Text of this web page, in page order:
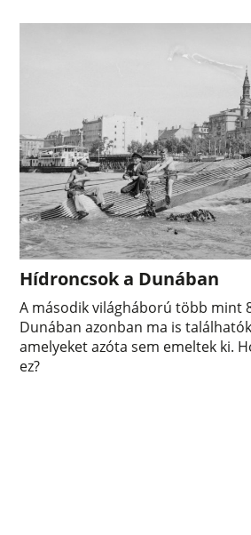
Hídroncsok a Dunában
A második világháború több mint
Dunában azonban ma is
amelyeket azóta sem emeltek ki.
ez?